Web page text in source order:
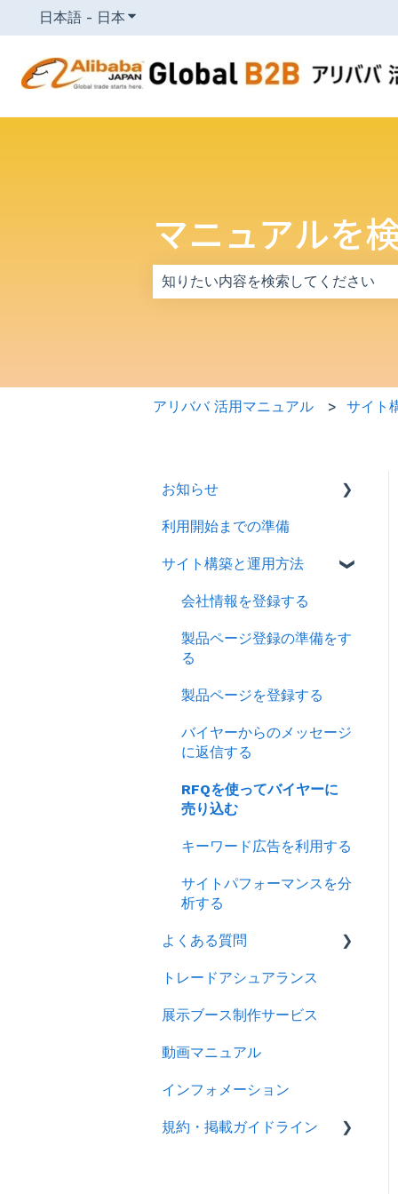
日本語 - 日本 翻訳のサブメニューを表示
マニュアルを
アリババ 活用マニュアル サイト
お知らせ
2026年
2025年
2024年
利用開始までの準備
サイト構築と運用方法
会社情報を登録する
製品ページ登録の準備をす
る
製品ページを登録する
バイヤーからのメッセージ
に返信する
RFQを使ってバイヤーに
売り込む
キーワード広告を利用する
サイトパフォーマンスを分
析する
よくある質問
ログイン
アカウント
製品情報
メッセージ
RFQ
トレードアシュアランス
展示ブース制作サービス
動画マニュアル
インフォメーション
規約・掲載ガイドライン